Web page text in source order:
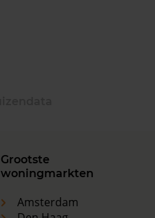
Grootste
woningmarkten
Amsterdam